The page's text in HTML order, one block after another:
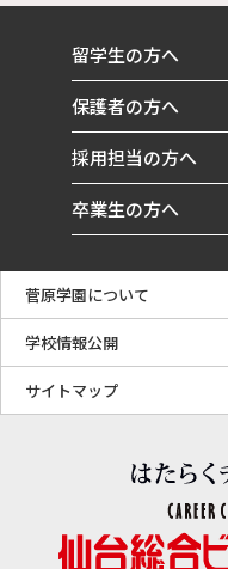
留学生の方へ
保護者の方へ
採用担当の方へ
卒業生の方へ
菅原学園について
学校情報公開
サイトマップ